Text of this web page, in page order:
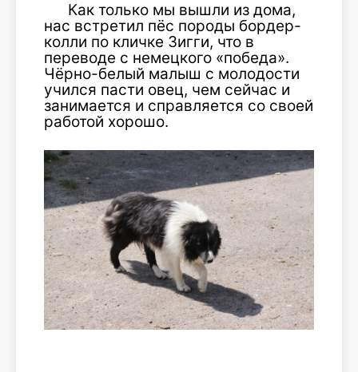
Как только мы вышли из дома,
нас встретил пёс породы бордер-
колли по кличке Зигги, что в
переводе с немецкого «победа».
Чёрно-белый малыш с молодости
учился пасти овец, чем сейчас и
занимается и справляется со своей
работой хорошо.